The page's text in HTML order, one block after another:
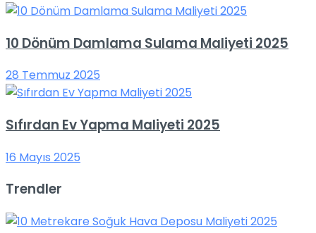
10 Dönüm Damlama Sulama Maliyeti 2025
28 Temmuz 2025
Sıfırdan Ev Yapma Maliyeti 2025
16 Mayıs 2025
Trendler